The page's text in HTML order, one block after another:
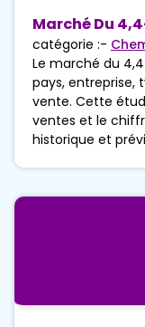
Marché Du
catégorie :-
Le marché du
pays, entreprise,
vente. Cette
ventes et le
historique et